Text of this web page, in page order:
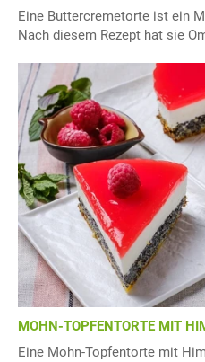
Eine Buttercremetorte ist ein
Nach diesem Rezept hat sie
MOHN-TOPFENTORTE MIT
Eine Mohn-Topfentorte mit